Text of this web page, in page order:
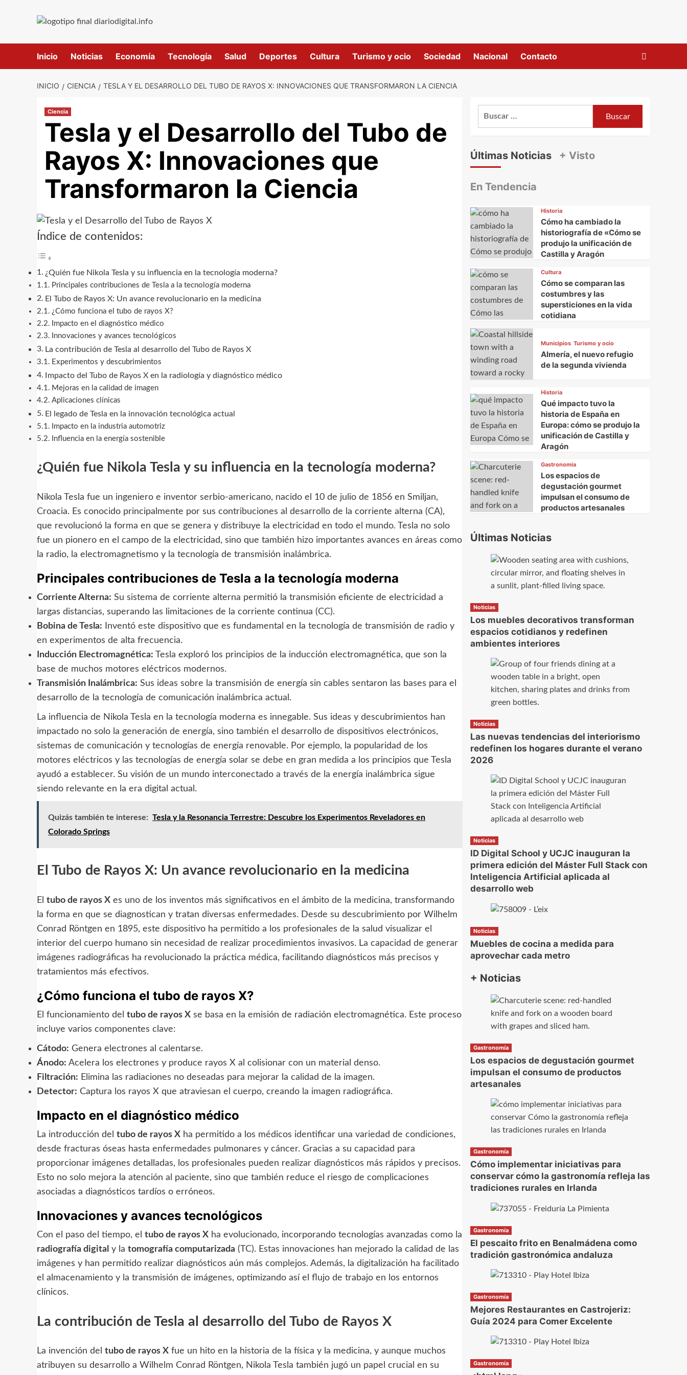
Inicio Noticias Economía Tecnología Salud Deportes Cultura Turismo y ocio Sociedad Nacional Contacto
INICIO CIENCIA TESLA Y EL DESARROLLO DEL TUBO DE RAYOS X: INNOVACIONES QUE TRANSFORMARON LA CIENCIA
Ciencia
Tesla y el Desarrollo del Tubo de
Rayos X: Innovaciones que
Transformaron la Ciencia
Índice de contenidos:
¿Quién fue Nikola Tesla y su influencia en la tecnología moderna?
Principales contribuciones de Tesla a la tecnología moderna
El Tubo de Rayos X: Un avance revolucionario en la medicina
¿Cómo funciona el tubo de rayos X?
Impacto en el diagnóstico médico
Innovaciones y avances tecnológicos
La contribución de Tesla al desarrollo del Tubo de Rayos X
Experimentos y descubrimientos
Impacto del Tubo de Rayos X en la radiología y diagnóstico médico
Mejoras en la calidad de imagen
Aplicaciones clínicas
El legado de Tesla en la innovación tecnológica actual
Impacto en la industria automotriz
Influencia en la energía sostenible
¿Quién fue Nikola Tesla y su influencia en la tecnología moderna?
Nikola Tesla fue un ingeniero e inventor serbio-americano, nacido el 10 de julio de 1856 en Smiljan,
Croacia. Es conocido principalmente por sus contribuciones al desarrollo de la corriente alterna (CA),
que revolucionó la forma en que se genera y distribuye la electricidad en todo el mundo. Tesla no solo
fue un pionero en el campo de la electricidad, sino que también hizo importantes avances en áreas como
la radio, la electromagnetismo y la tecnología de transmisión inalámbrica.
Principales contribuciones de Tesla a la tecnología moderna
Corriente Alterna: Su sistema de corriente alterna permitió la transmisión eficiente de electricidad a
largas distancias, superando las limitaciones de la corriente continua (CC).
Bobina de Tesla: Inventó este dispositivo que es fundamental en la tecnología de transmisión de radio y
en experimentos de alta frecuencia.
Inducción Electromagnética: Tesla exploró los principios de la inducción electromagnética, que son la
base de muchos motores eléctricos modernos.
Transmisión Inalámbrica: Sus ideas sobre la transmisión de energía sin cables sentaron las bases para el
desarrollo de la tecnología de comunicación inalámbrica actual.
La influencia de Nikola Tesla en la tecnología moderna es innegable. Sus ideas y descubrimientos han
impactado no solo la generación de energía, sino también el desarrollo de dispositivos electrónicos,
sistemas de comunicación y tecnologías de energía renovable. Por ejemplo, la popularidad de los
motores eléctricos y las tecnologías de energía solar se debe en gran medida a los principios que Tesla
ayudó a establecer. Su visión de un mundo interconectado a través de la energía inalámbrica sigue
siendo relevante en la era digital actual.
Quizás también te interese: Tesla y la Resonancia Terrestre: Descubre los Experimentos Reveladores en
Colorado Springs
El Tubo de Rayos X: Un avance revolucionario en la medicina
El tubo de rayos X es uno de los inventos más significativos en el ámbito de la medicina, transformando
la forma en que se diagnostican y tratan diversas enfermedades. Desde su descubrimiento por Wilhelm
Conrad Röntgen en 1895, este dispositivo ha permitido a los profesionales de la salud visualizar el
interior del cuerpo humano sin necesidad de realizar procedimientos invasivos. La capacidad de generar
imágenes radiográficas ha revolucionado la práctica médica, facilitando diagnósticos más precisos y
tratamientos más efectivos.
¿Cómo funciona el tubo de rayos X?
El funcionamiento del tubo de rayos X se basa en la emisión de radiación electromagnética. Este proceso
incluye varios componentes clave:
Cátodo: Genera electrones al calentarse.
Ánodo: Acelera los electrones y produce rayos X al colisionar con un material denso.
Filtración: Elimina las radiaciones no deseadas para mejorar la calidad de la imagen.
Detector: Captura los rayos X que atraviesan el cuerpo, creando la imagen radiográfica.
Impacto en el diagnóstico médico
La introducción del tubo de rayos X ha permitido a los médicos identificar una variedad de condiciones,
desde fracturas óseas hasta enfermedades pulmonares y cáncer. Gracias a su capacidad para
proporcionar imágenes detalladas, los profesionales pueden realizar diagnósticos más rápidos y precisos.
Esto no solo mejora la atención al paciente, sino que también reduce el riesgo de complicaciones
asociadas a diagnósticos tardíos o erróneos.
Innovaciones y avances tecnológicos
Con el paso del tiempo, el tubo de rayos X ha evolucionado, incorporando tecnologías avanzadas como la
radiografía digital y la tomografía computarizada (TC). Estas innovaciones han mejorado la calidad de las
imágenes y han permitido realizar diagnósticos aún más complejos. Además, la digitalización ha facilitado
el almacenamiento y la transmisión de imágenes, optimizando así el flujo de trabajo en los entornos
clínicos.
La contribución de Tesla al desarrollo del Tubo de Rayos X
La invención del tubo de rayos X fue un hito en la historia de la física y la medicina, y aunque muchos
atribuyen su desarrollo a Wilhelm Conrad Röntgen, Nikola Tesla también jugó un papel crucial en su
Últimas Noticias + Visto
En Tendencia
Historia
Cómo ha cambiado la
historiografía de «Cómo se
produjo la unificación de
Castilla y Aragón
Cultura
Cómo se comparan las
costumbres y las
supersticiones en la vida
cotidiana
Municipios Turismo y ocio
Almería, el nuevo refugio
de la segunda vivienda
Historia
Qué impacto tuvo la
historia de España en
Europa: cómo se produjo la
unificación de Castilla y
Aragón
Gastronomía
Los espacios de
degustación gourmet
impulsan el consumo de
productos artesanales
Últimas Noticias
Noticias
Los muebles decorativos transforman
espacios cotidianos y redefinen
ambientes interiores
Noticias
Las nuevas tendencias del interiorismo
redefinen los hogares durante el verano
2026
Noticias
ID Digital School y UCJC inauguran la
primera edición del Máster Full Stack con
Inteligencia Artificial aplicada al
desarrollo web
Noticias
Muebles de cocina a medida para
aprovechar cada metro
+ Noticias
Gastronomía
Los espacios de degustación gourmet
impulsan el consumo de productos
artesanales
Gastronomía
Cómo implementar iniciativas para
conservar cómo la gastronomía refleja las
tradiciones rurales en Irlanda
Gastronomía
El pescaito frito en Benalmádena como
tradición gastronómica andaluza
Gastronomía
Mejores Restaurantes en Castrojeriz:
Guía 2024 para Comer Excelente
Gastronomía